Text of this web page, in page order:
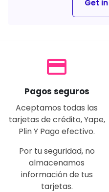
Get
payment
Pagos seguros
Aceptamos todas las
tarjetas de crédito, Yape,
Plin Y Pago efectivo.
Por tu seguridad, no
almacenamos
información de tus
tarjetas.